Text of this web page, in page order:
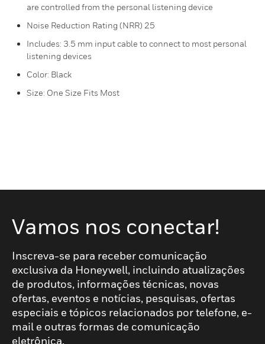
are controlled from the personal listening device
Noise Reduction Rating (NRR) 25
Includes: 3.5 mm input cable to connect to most personal
listening devices
Color: Black
Size: One Size Fits Most
Vamos nos conectar!
Inscreva-se para receber comunicação
exclusiva da Honeywell, incluindo atualizações
de produtos, informações técnicas, novas
ofertas, eventos e notícias, pesquisas, ofertas
especiais e tópicos relacionados por telefone, e-
mail e outras formas de comunicação
eletrônica.